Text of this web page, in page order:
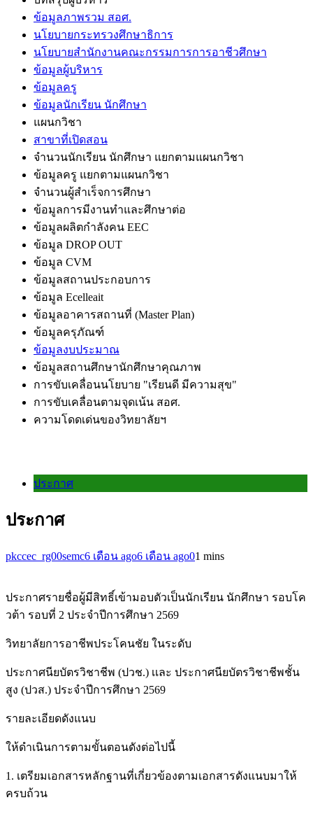
ข้อมูลภาพรวม สอศ.
นโยบายกระทรวงศึกษาธิการ
นโยบายสำนักงานคณะกรรมการการอาชีวศึกษา
ข้อมูลผู้บริหาร
ข้อมูลครู
ข้อมูลนักเรียน นักศึกษา
แผนกวิชา
สาขาที่เปิดสอน
จำนวนนักเรียน นักศึกษา แยกตามแผนกวิชา
ข้อมูลครู แยกตามแผนกวิชา
จำนวนผู้สำเร็จการศึกษา
ข้อมูลการมีงานทำและศึกษาต่อ
ข้อมูลผลิตกำลังคน EEC
ข้อมูล DROP OUT
ข้อมูล CVM
ข้อมูลสถานประกอบการ
ข้อมูล Ecelleait
ข้อมูลอาคารสถานที่ (Master Plan)
ข้อมูลครุภัณฑ์
ข้อมูลงบประมาณ
ข้อมูลสถานศึกษานักศึกษาคุณภาพ
การขับเคลื่อนนโยบาย "เรียนดี มีความสุข"
การขับเคลื่อนตามจุดเน้น สอศ.
ความโดดเด่นของวิทยาลัยฯ
ประกาศ
ประกาศ
pkccec_rg00semc6 เดือน ago6 เดือน ago01 mins
ประกาศรายชื่อผู้มีสิทธิ์เข้ามอบตัวเป็นนักเรียน นักศึกษา รอบโค
วต้า รอบที่ 2 ประจำปีการศึกษา 2569
วิทยาลัยการอาชีพประโคนชัย ในระดับ
ประกาศนียบัตรวิชาชีพ (ปวช.) เเละ ประกาศนียบัตรวิชาชีพชั้น
สูง (ปวส.) ประจำปีการศึกษา 2569
รายละเอียดดังแนบ
ให้ดำเนินการตามขั้นตอนดังต่อไปนี้
1. เตรียมเอกสารหลักฐานที่เกี่ยวข้องตามเอกสารดังแนบมาให้
ครบถ้วน